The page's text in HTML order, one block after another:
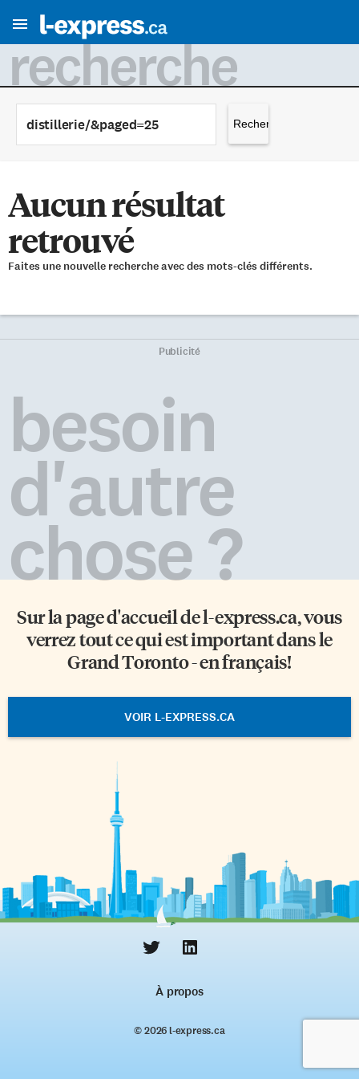
recherche
Aucun résultat
retrouvé
Faites une nouvelle recherche avec des mots-clés différents.
Publicité
besoin
d'autre
chose ?
Sur la page d'accueil del-express.ca, vous
verrez tout ce qui est important dans le
Grand Toronto - en français!
VOIR L-EXPRESS.CA
À propos
© 2026 l‑express.ca